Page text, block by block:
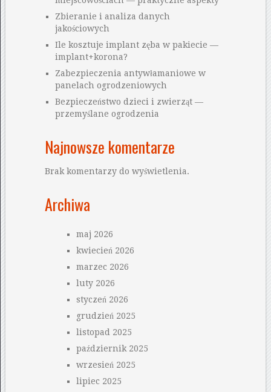
Zbieranie i analiza danych
jakościowych
Ile kosztuje implant zęba w pakiecie —
implant+korona?
Zabezpieczenia antywłamaniowe w
panelach ogrodzeniowych
Bezpieczeństwo dzieci i zwierząt —
przemyślane ogrodzenia
Najnowsze komentarze
Brak komentarzy do wyświetlenia.
Archiwa
maj 2026
kwiecień 2026
marzec 2026
luty 2026
styczeń 2026
grudzień 2025
listopad 2025
październik 2025
wrzesień 2025
lipiec 2025